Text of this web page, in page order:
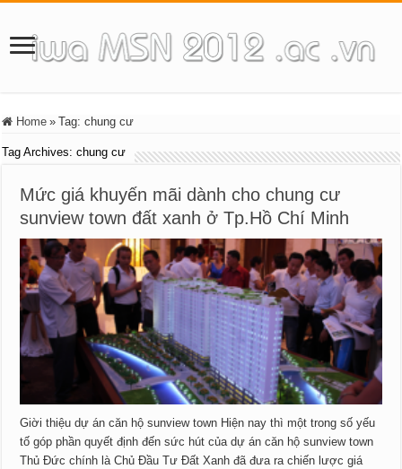
Home » Tag:chung cư
Tag Archives:chung cư
Mức giá khuyến mãi dành cho chung cư
sunview town đất xanh ở Tp.Hồ Chí Minh
Giời thiệu dự án căn hộ sunview town Hiện nay thì một trong số yếu
tố góp phần quyết định đến sức hút của dự án căn hộ sunview town
Thủ Đức chính là Chủ Đầu Tư Đất Xanh đã đưa ra chiến lược giá